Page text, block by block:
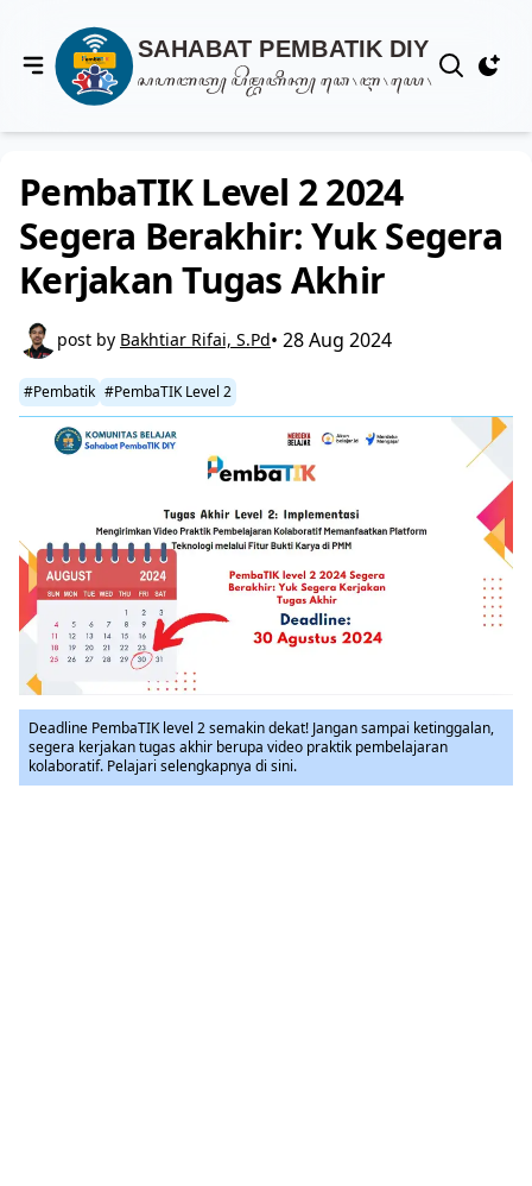
View
PembaTIK Level 2 2024
Segera Berakhir: Yuk Segera
Kerjakan Tugas Akhir
post by Bakhtiar Rifai, S.Pd• 28 Aug 2024
#Pembatik #PembaTIK Level 2
Deadline PembaTIK level 2 semakin dekat! Jangan sampai ketinggalan,
segera kerjakan tugas akhir berupa video praktik pembelajaran
kolaboratif. Pelajari selengkapnya di sini.